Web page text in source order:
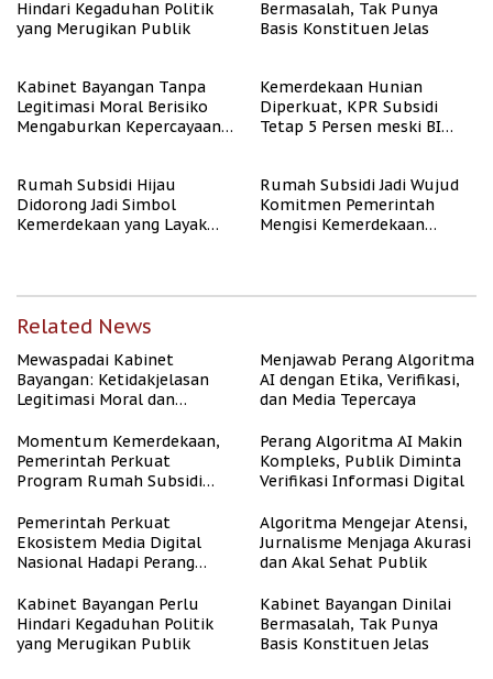
Hindari Kegaduhan Politik
yang Merugikan Publik
Bermasalah, Tak Punya
Basis Konstituen Jelas
Kabinet Bayangan Tanpa
Legitimasi Moral Berisiko
Mengaburkan Kepercayaan
Kemerdekaan Hunian
Diperkuat, KPR Subsidi
Tetap 5 Persen meski BI
Rumah Subsidi Hijau
Didorong Jadi Simbol
Kemerdekaan yang Layak
Rumah Subsidi Jadi Wujud
Komitmen Pemerintah
Mengisi Kemerdekaan
Related News
Mewaspadai Kabinet
Bayangan: Ketidakjelasan
Legitimasi Moral dan
Menjawab Perang Algoritma
AI dengan Etika, Verifikasi,
dan Media Tepercaya
Momentum Kemerdekaan,
Pemerintah Perkuat
Program Rumah Subsidi
Berpenghasilan Rendah
Perang Algoritma AI Makin
Kompleks, Publik Diminta
Verifikasi Informasi Digital
Pemerintah Perkuat
Ekosistem Media Digital
Nasional Hadapi Perang
Algoritma Mengejar Atensi,
Jurnalisme Menjaga Akurasi
dan Akal Sehat Publik
Kabinet Bayangan Perlu
Hindari Kegaduhan Politik
yang Merugikan Publik
Kabinet Bayangan Dinilai
Bermasalah, Tak Punya
Basis Konstituen Jelas